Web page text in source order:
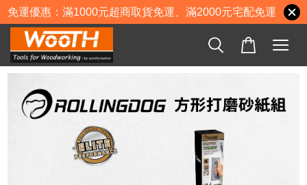
免運優惠：滿1000元超商取貨免運、滿2000元宅配免運